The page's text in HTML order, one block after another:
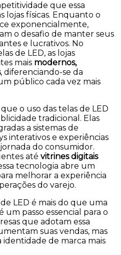
que essa
lojas físicas. Enquanto o
exponencialmente,
o desafio de manter seus
e lucrativos. No
de LED, as lojas
mais modernos,
, diferenciando-se da
público cada vez mais
o uso das telas de LED
tradicional. Elas
a sistemas de
interativos e experiências
do consumidor.
até vitrines digitais
tecnologia abre um
melhorar a experiência
do varejo.
LED é mais do que uma
passo essencial para o
que adotam essa
suas vendas, mas
de marca mais